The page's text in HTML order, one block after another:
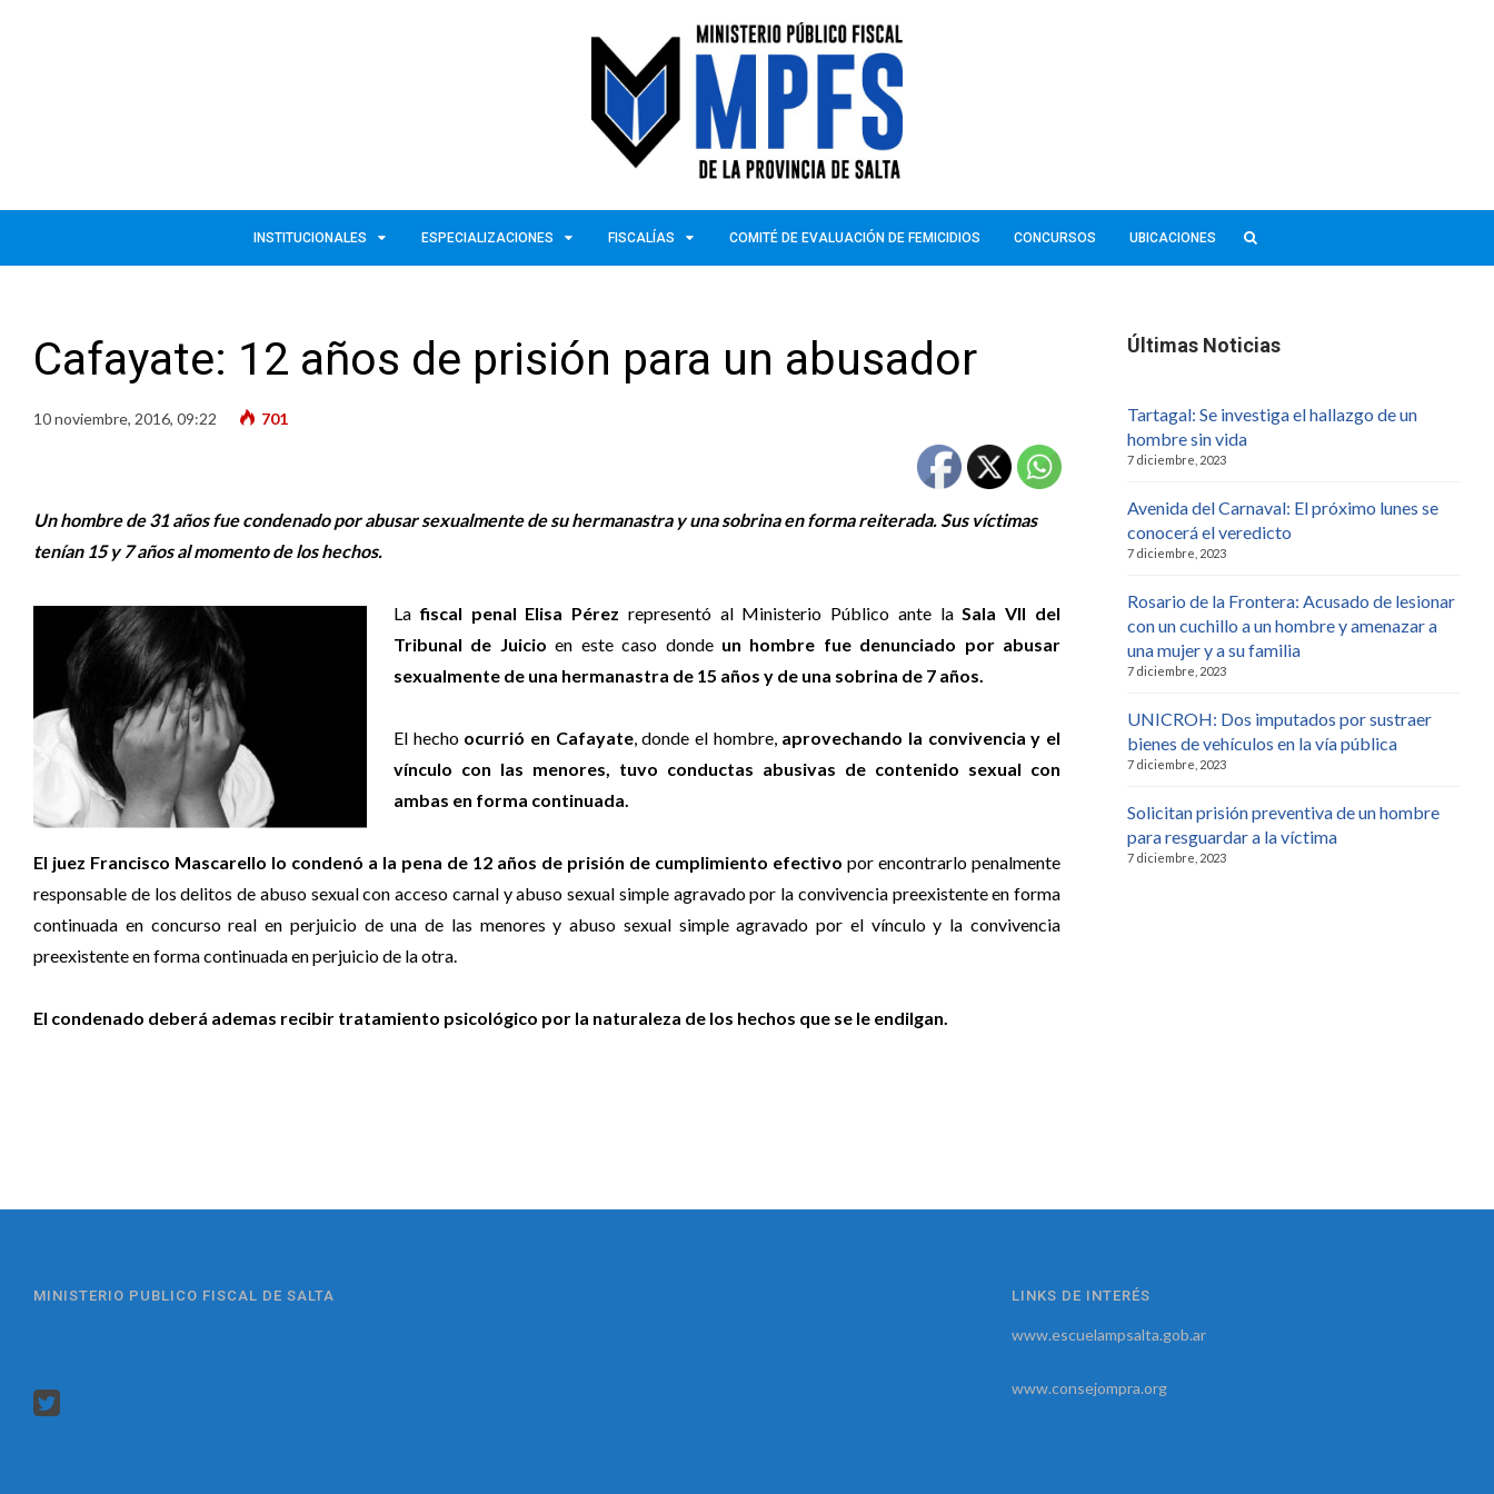
INSTITUCIONALES ESPECIALIZACIONES FISCALÍAS COMITÉ DE EVALUACIÓN DE FEMICIDIOS CONCURSOS UBICACIONES
Cafayate: 12 años de prisión para un abusador
10 noviembre, 2016, 09:22 701
Un hombre de 31 años fue condenado por abusar sexualmente de su hermanastra y una sobrina en forma reiterada. Sus víctimas
tenían 15 y 7 años al momento de los hechos.
Lafiscal penal Elisa Pérez representó al Ministerio Público ante laSala VII del
Tribunal de Juicio en este caso dondeun hombre fue denunciado por abusar
sexualmente de una hermanastra de 15 años y de una sobrina de 7 años.
El hecho ocurrió en Cafayate, donde el hombre, aprovechando la convivencia y el
vínculo con las menores, tuvo conductas abusivas de contenido sexual con
ambas en forma continuada.
El juez Francisco Mascarello lo condenó a la pena de 12 años de prisión de cumplimiento efectivo por encontrarlo penalmente
responsable de los delitos de abuso sexual con acceso carnal y abuso sexual simple agravado por la convivencia preexistente en forma
continuada en concurso real en perjuicio de una de las menores y abuso sexual simple agravado por el vínculo y la convivencia
preexistente en forma continuada en perjuicio de la otra.
El condenado deberá ademas recibir tratamiento psicológico por la naturaleza de los hechos que se le endilgan.
Últimas Noticias
Tartagal: Se investiga el hallazgo de un
hombre sin vida
7 diciembre, 2023
Avenida del Carnaval: El próximo lunes se
conocerá el veredicto
7 diciembre, 2023
Rosario de la Frontera: Acusado de lesionar
con un cuchillo a un hombre y amenazar a
una mujer y a su familia
7 diciembre, 2023
UNICROH: Dos imputados por sustraer
bienes de vehículos en la vía pública
7 diciembre, 2023
Solicitan prisión preventiva de un hombre
para resguardar a la víctima
7 diciembre, 2023
MINISTERIO PUBLICO FISCAL DE SALTA LINKS DE INTERÉS
www.escuelampsalta.gob.ar
www.consejompra.org